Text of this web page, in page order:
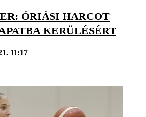
ÓRIÁSI HARCOT
KERÜLÉSÉRT
11:17